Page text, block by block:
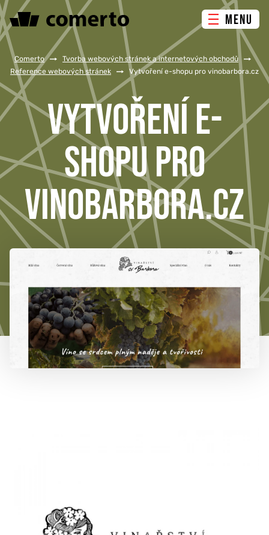
MENU
ONLINE MARKETING
TVORBA WEBU
PORADENSTVÍ & ŠKOLENÍ
REFERENCE
O NÁS
KONTAKTY
777 353 464
Comerto / Tvorba webových stránek a internetových obchodů
/
Reference webových stránek
/ Vytvoření e-shopu pro vinobarbora.cz
VYTVOŘENÍ E-
SHOPU PRO
VINOBARBORA.CZ